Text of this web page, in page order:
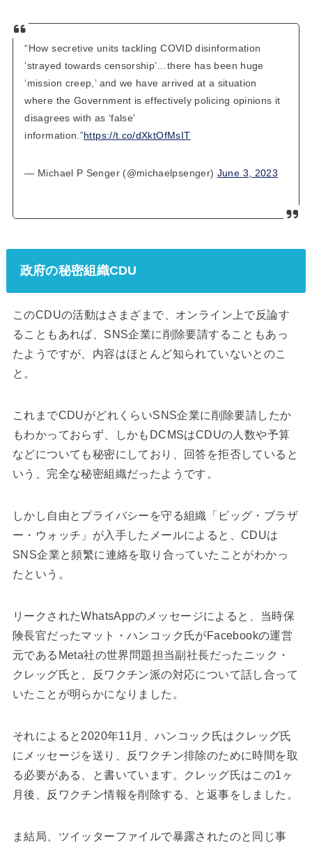
“How secretive units tackling COVID disinformation
‘strayed towards censorship’…there has been huge
‘mission creep,’ and we have arrived at a situation
where the Government is effectively policing opinions it
disagrees with as ‘false’
information.”https://t.co/dXktOfMsIT
— Michael P Senger (@michaelpsenger) June 3, 2023
政府の秘密組織CDU
このCDUの活動はさまざまで、オンライン上で反論す
ることもあれば、SNS企業に削除要請することもあっ
たようですが、内容はほとんど知られていないとのこ
と。
これまでCDUがどれくらいSNS企業に削除要請したか
もわかっておらず、しかもDCMSはCDUの人数や予算
などについても秘密にしており、回答を拒否していると
いう、完全な秘密組織だったようです。
しかし自由とプライバシーを守る組織「ビッグ・ブラザ
ー・ウォッチ」が入手したメールによると、CDUは
SNS企業と頻繁に連絡を取り合っていたことがわかっ
たという。
リークされたWhatsAppのメッセージによると、当時保
険長官だったマット・ハンコック氏がFacebookの運営
元であるMeta社の世界問題担当副社長だったニック・
クレッグ氏と、反ワクチン派の対応について話し合って
いたことが明らかになりました。
それによると2020年11月、ハンコック氏はクレッグ氏
にメッセージを送り、反ワクチン排除のために時間を取
る必要がある、と書いています。クレッグ氏はこの1ヶ
月後、反ワクチン情報を削除する、と返事をしました。
ま結局、ツイッターファイルで暴露されたのと同じ事